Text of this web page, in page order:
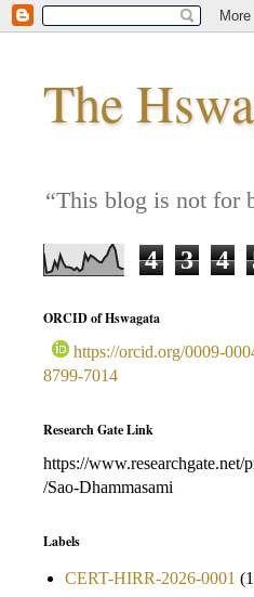
The
“This blog is not for
4 3 4
ORCID of Hswagata
https://orcid.org/0009-
8799-7014
Research Gate Link
https://www.researchgate.net/
/Sao-Dhammasami
Labels
CERT-HIRR-2026-0001